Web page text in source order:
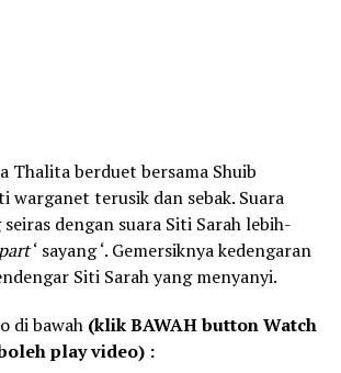
Thalita berduet bersama Shuib
warganet terusik dan sebak. Suara
dengan suara Siti Sarah lebih-
part‘ sayang ‘. Gemersiknya kedengaran
Siti Sarah yang menyanyi.
di bawah(klik BAWAH button Watch
play video) :